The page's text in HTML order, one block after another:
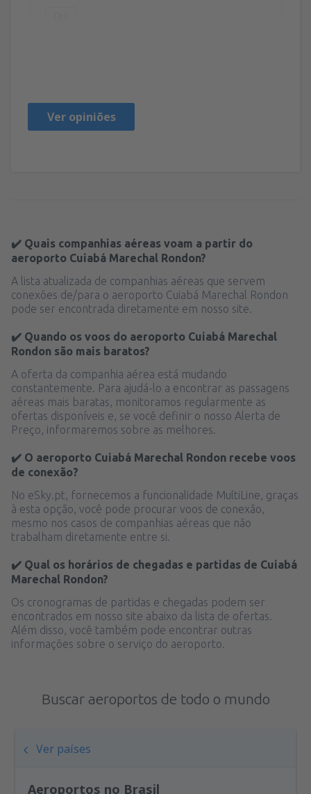
Ver opiniões
✔️ Quais companhias aéreas voam a partir do
aeroporto Cuiabá Marechal Rondon?
A lista atualizada de companhias aéreas que servem
conexões de/para o aeroporto Cuiabá Marechal Rondon
pode ser encontrada diretamente em nosso site.
✔️ Quando os voos do aeroporto Cuiabá Marechal
Rondon são mais baratos?
A oferta da companhia aérea está mudando
constantemente. Para ajudá-lo a encontrar as passagens
aéreas mais baratas, monitoramos regularmente as
ofertas disponíveis e, se você definir o nosso Alerta de
Preço, informaremos sobre as melhores.
✔️ O aeroporto Cuiabá Marechal Rondon recebe voos
de conexão?
No eSky.pt, fornecemos a funcionalidade MultiLine, graças
à esta opção, você pode procurar voos de conexão,
mesmo nos casos de companhias aéreas que não
trabalham diretamente entre si.
✔️ Qual os horários de chegadas e partidas de Cuiabá
Marechal Rondon?
Os cronogramas de partidas e chegadas podem ser
encontrados em nosso site abaixo da lista de ofertas.
Além disso, você também pode encontrar outras
informações sobre o serviço do aeroporto.
Buscar aeroportos de todo o mundo
Ver países
Aeroportos no Brasil